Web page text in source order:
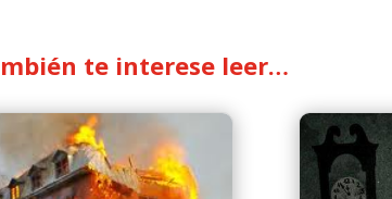
te interese leer…